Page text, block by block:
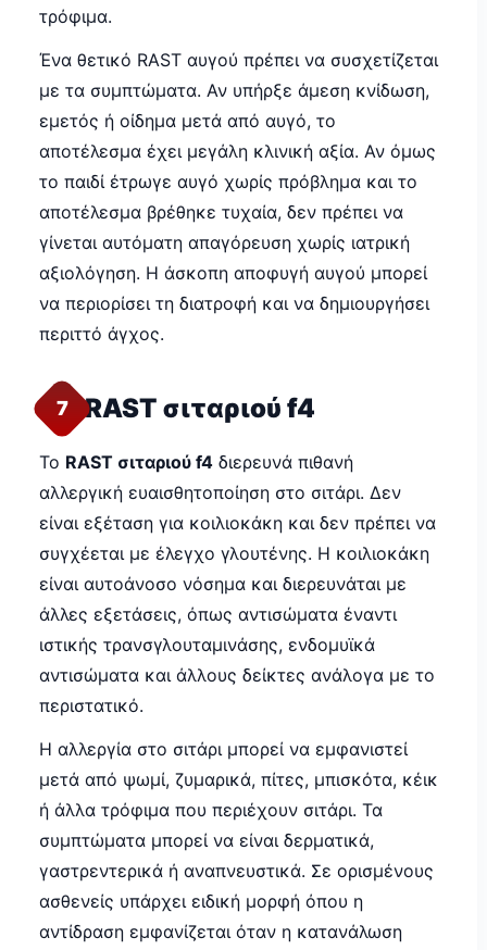
τρόφιμα.
Ένα θετικό RAST αυγού πρέπει να συσχετίζεται
με τα συμπτώματα. Αν υπήρξε άμεση κνίδωση,
εμετός ή οίδημα μετά από αυγό, το
αποτέλεσμα έχει μεγάλη κλινική αξία. Αν όμως
το παιδί έτρωγε αυγό χωρίς πρόβλημα και το
αποτέλεσμα βρέθηκε τυχαία, δεν πρέπει να
γίνεται αυτόματη απαγόρευση χωρίς ιατρική
αξιολόγηση. Η άσκοπη αποφυγή αυγού μπορεί
να περιορίσει τη διατροφή και να δημιουργήσει
περιττό άγχος.
7 RAST σιταριού f4
Το RAST σιταριού f4 διερευνά πιθανή
αλλεργική ευαισθητοποίηση στο σιτάρι. Δεν
είναι εξέταση για κοιλιοκάκη και δεν πρέπει να
συγχέεται με έλεγχο γλουτένης. Η κοιλιοκάκη
είναι αυτοάνοσο νόσημα και διερευνάται με
άλλες εξετάσεις, όπως αντισώματα έναντι
ιστικής τρανσγλουταμινάσης, ενδομυϊκά
αντισώματα και άλλους δείκτες ανάλογα με το
περιστατικό.
Η αλλεργία στο σιτάρι μπορεί να εμφανιστεί
μετά από ψωμί, ζυμαρικά, πίτες, μπισκότα, κέικ
ή άλλα τρόφιμα που περιέχουν σιτάρι. Τα
συμπτώματα μπορεί να είναι δερματικά,
γαστρεντερικά ή αναπνευστικά. Σε ορισμένους
ασθενείς υπάρχει ειδική μορφή όπου η
αντίδραση εμφανίζεται όταν η κατανάλωση